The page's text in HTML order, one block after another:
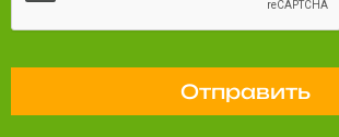
Отправить